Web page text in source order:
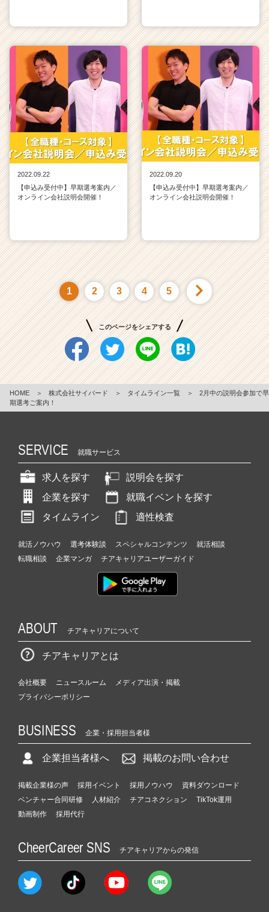
2022.09.22
【申込み受付中】早期選考案内／
オンライン会社説明会開催！
2022.09.20
【申込み受付中】早期選考案内／
オンライン会社説明会開催！
1 2 3 4 5
このページをシェアする
HOME ＞ 株式会社サイバード ＞ タイムライン一覧 ＞
2月中の説明会参加で早
期選考ご案内！
SERVICE 就職サービス
求人を探す
説明会を探す
企業を探す
就職イベントを探す
タイムライン
適性検査
就活ノウハウ 選考体験談 スペシャルコンテンツ
就活相談
転職相談
企業マンガ チアキャリアユーザーガイド
ABOUT チアキャリアについて
チアキャリアとは
会社概要 ニュースルーム
メディア出演・掲載
プライバシーポリシー
BUSINESS 企業・採用担当者様
企業担当者様へ 掲載のお問い合わせ
掲載企業様の声 採用イベント 採用ノウハウ
資料ダウンロード
ベンチャー合同研修
人材紹介 チアコネクション
TikTok運用
動画制作
採用代行
CheerCareer SNS チアキャリアからの発信